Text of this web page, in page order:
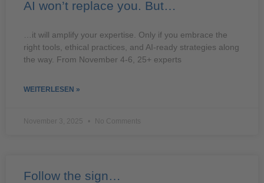
AI won’t replace you. But…
…it will amplify your expertise. Only if you embrace the
right tools, ethical practices, and AI-ready strategies along
the way. From November 4-6, 25+ experts
WEITERLESEN »
November 3, 2025 No Comments
Follow the sign…